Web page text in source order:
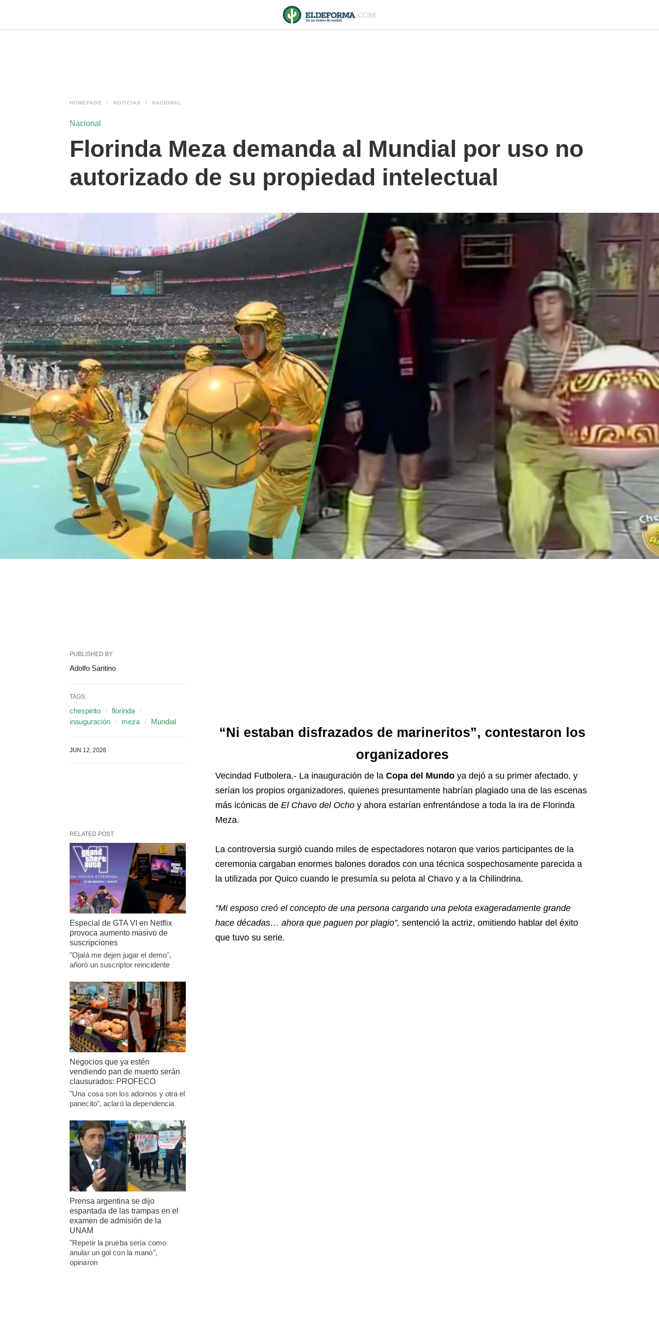
HOMEPAGE NOTICIAS NACIONAL
Nacional
Florinda Meza demanda al Mundial por uso no
autorizado de su propiedad intelectual
“Ni estaban disfrazados de marineritos”, contestaron los
organizadores
Vecindad Futbolera.- La inauguración de la Copa del Mundo ya dejó a su primer afectado, y
serían los propios organizadores, quienes presuntamente habrían plagiado una de las escenas
más icónicas de El Chavo del Ocho y ahora estarían enfrentándose a toda la ira de Florinda
Meza.
La controversia surgió cuando miles de espectadores notaron que varios participantes de la
ceremonia cargaban enormes balones dorados con una técnica sospechosamente parecida a
la utilizada por Quico cuando le presumía su pelota al Chavo y a la Chilindrina.
“Mi esposo creó el concepto de una persona cargando una pelota exageradamente grande
hace décadas… ahora que paguen por plagio”, sentenció la actriz, omitiendo hablar del éxito
que tuvo su serie.
PUBLISHED BY
Adolfo Santino
TAGS:
chespirito
florinda
inauguración
meza Mundial
JUN 12, 2026
RELATED POST
Especial de GTA VI en Netflix
provoca aumento masivo de
suscripciones
"Ojalá me dejen jugar el demo",
añoró un suscriptor reincidente
Negocios que ya estén
vendiendo pan de muerto serán
clausurados: PROFECO
"Una cosa son los adornos y otra el
panecito", aclaró la dependencia
Prensa argentina se dijo
espantada de las trampas en el
examen de admisión de la
UNAM
"Repetir la prueba sería como
anular un gol con la mano",
opinaron